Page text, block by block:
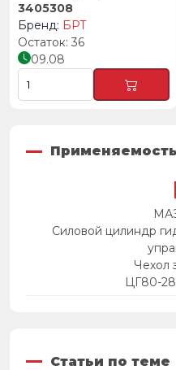
3405308
БРТ
36
09.08
Применяемость
Силовой цилиндр
Чехол
ЦГ80-
Статьи по теме